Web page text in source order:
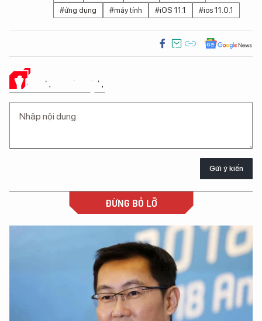
#ứng dụng
#máy tính #iOS 11.1 #ios 11.0.1
Ý KIẾN CỦA BẠN
Gửi ý kiến
ĐỪNG BỎ LỠ